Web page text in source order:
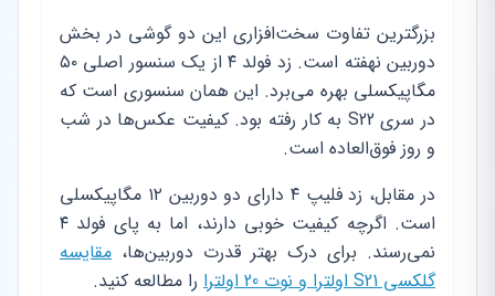
بزرگترین تفاوت سخت‌افزاری این دو گوشی در بخش
دوربین نهفته است. زد فولد ۴ از یک سنسور اصلی ۵۰
مگاپیکسلی بهره می‌برد. این همان سنسوری است که
در سری S22 به کار رفته بود. کیفیت عکس‌ها در شب
و روز فوق‌العاده است.
در مقابل، زد فلیپ ۴ دارای دو دوربین ۱۲ مگاپیکسلی
است. اگرچه کیفیت خوبی دارند، اما به پای فولد ۴
نمی‌رسند. برای درک بهتر قدرت دوربین‌ها، مقایسه
گلکسی S21 اولترا و نوت 20 اولترا
را مطالعه کنید.